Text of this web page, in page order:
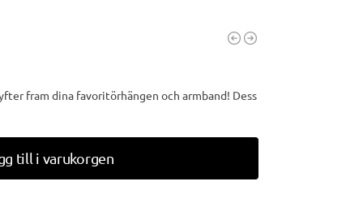
fram dina favoritörhängen och armband! Dess
till i varukorgen